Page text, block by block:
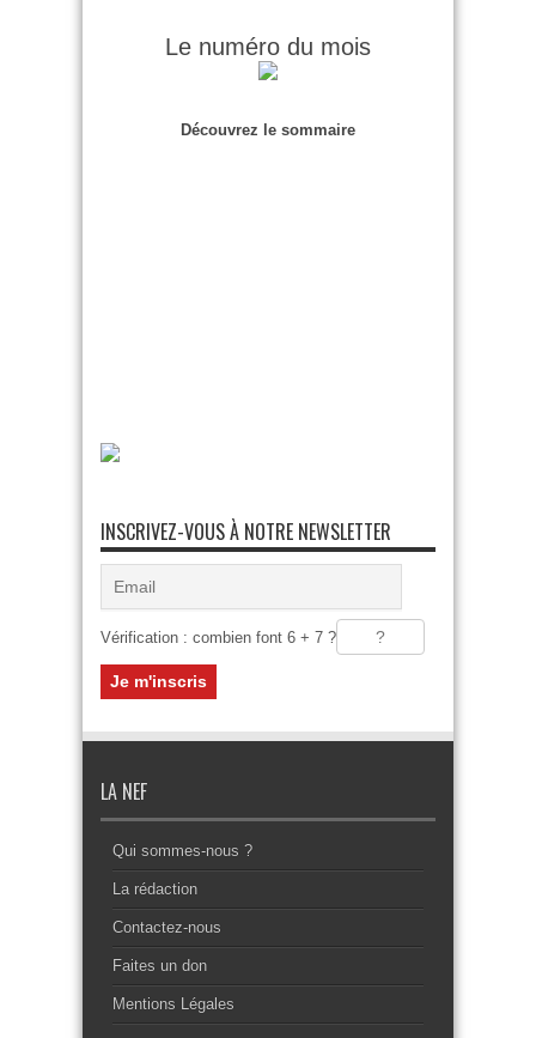
Le numéro du mois
Découvrez le sommaire
INSCRIVEZ-VOUS À NOTRE NEWSLETTER
Vérification : combien font 6 + 7 ?
LA NEF
Qui sommes-nous ?
La rédaction
Contactez-nous
Faites un don
Mentions Légales